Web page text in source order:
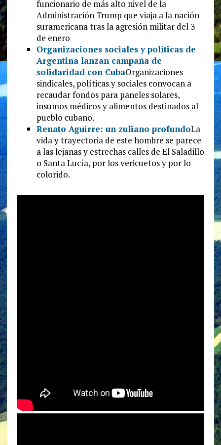
funcionario de más alto nivel de la
Administración Trump que viaja a la nación
suramericana tras la agresión militar del 3
de enero
Organizaciones sociales y políticas de
Argentina lanzan campaña de
solidaridad con CubaOrganizaciones
sindicales, políticas y sociales convocan a
recaudar fondos para paneles solares,
insumos médicos y alimentos destinados al
pueblo cubano.
Renato Aguirre: un zuliano profundoLa
vida y trayectoria de este hombre se parece
a las lejanas y estrechas calles de El Saladillo
o Santa Lucía, por los vericuetos y por lo
colorido.